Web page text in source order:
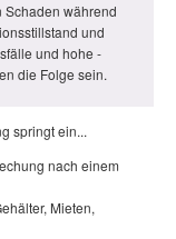
Schaden während
und
und hohe -
die Folge sein.
springt ein...
nach einem
Mieten,